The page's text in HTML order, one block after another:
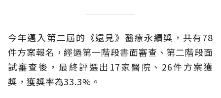
今年邁入第二屆的《遠見》醫療永續獎，共有78
件方案報名，經過第一階段書面審查、第二階段面
試審查後，最終評選出17家醫院、26件方案獲
獎，獲獎率為33.3%。